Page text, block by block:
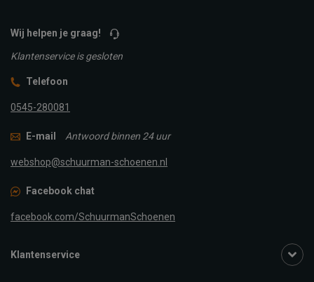
Wij helpen je graag!
Klantenservice is gesloten
Telefoon
0545-280081
E-mail Antwoord binnen 24 uur
webshop@schuurman-schoenen.nl
Facebook chat
facebook.com/SchuurmanSchoenen
Klantenservice